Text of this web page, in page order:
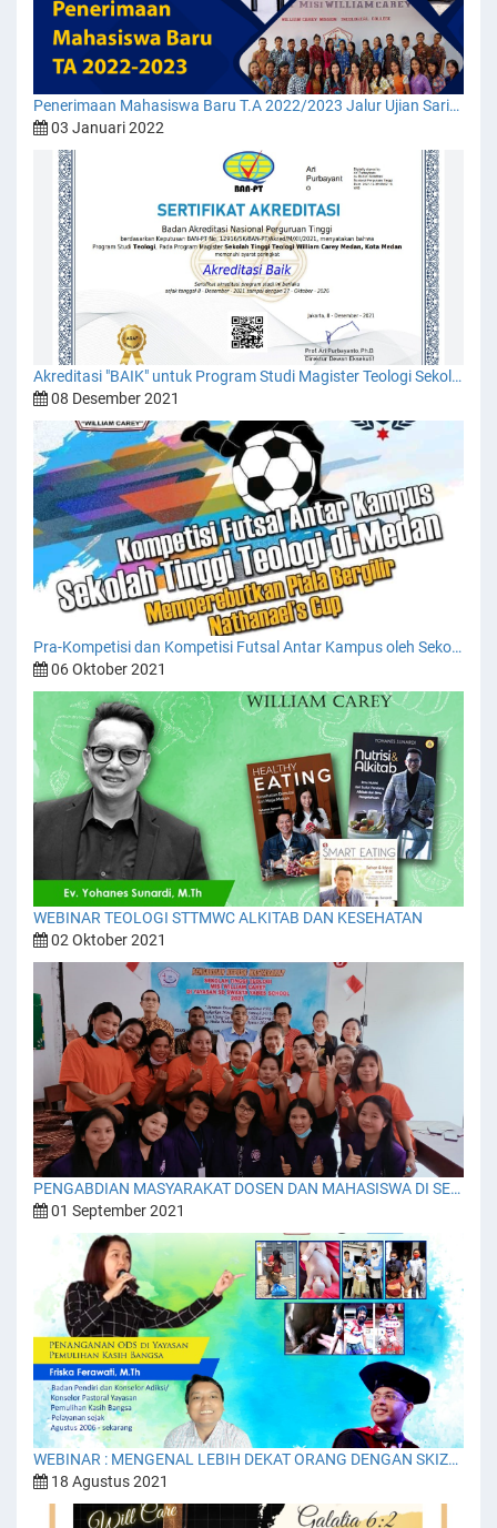
Penerimaan Mahasiswa Baru T.A 2022/2023 Jalur Ujian Saringan Masuk 1
03 Januari 2022
Akreditasi "BAIK" untuk Program Studi Magister Teologi Sekolah Tinggi Teologi Misi William Carey Medan
08 Desember 2021
Pra-Kompetisi dan Kompetisi Futsal Antar Kampus oleh Sekolah Tinggi Teologi Misi William Carey Medan.
06 Oktober 2021
WEBINAR TEOLOGI STTMWC ALKITAB DAN KESEHATAN
02 Oktober 2021
PENGABDIAN MASYARAKAT DOSEN DAN MAHASISWA DI SEKOLAH YABES SCHOOL
01 September 2021
WEBINAR : MENGENAL LEBIH DEKAT ORANG DENGAN SKIZOFRENIA (ODS)
18 Agustus 2021